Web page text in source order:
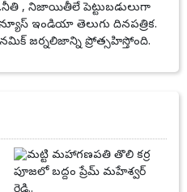
, నిజాయితీలే పెట్టుబడులుగా
ఇండియా తెలుగు దినపత్రిక.
జర్నలిజాన్ని ప్రోత్సహిస్తోంది.